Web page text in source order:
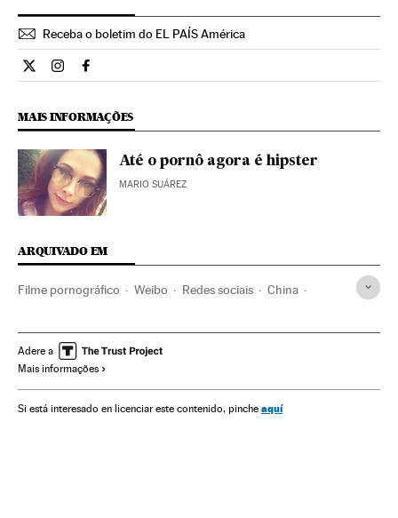
Receba o boletim do EL PAÍS América
Estilo El País Brasil en Twitter
Estilo El País Brasil en Instagram
Estilo El País Brasil en Facebook
MAIS INFORMAÇÕES
Até o pornô agora é hipster
MARIO SUÁREZ
ARQUIVADO EM
Filme pornográfico Weibo Redes sociais China
Pornografia Sexo Sexualidade
Adere a
Mais informações
Si está interesado en licenciar este contenido, pinche aquí